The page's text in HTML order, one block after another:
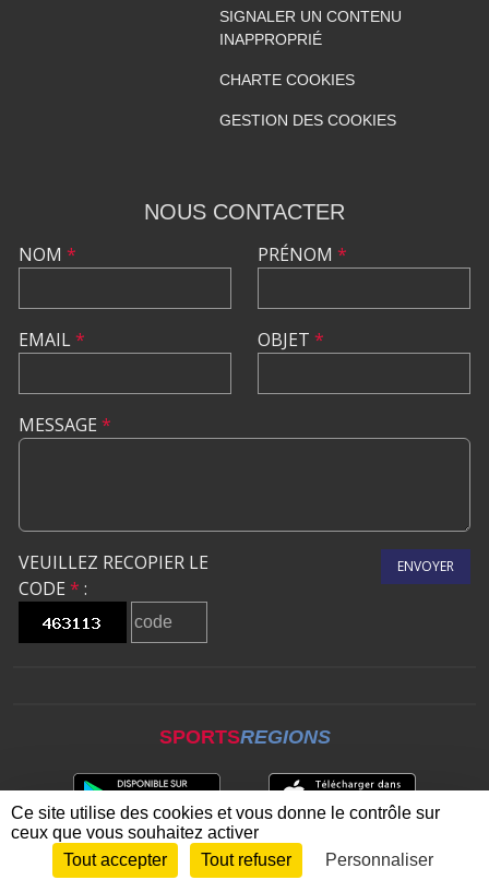
SIGNALER UN CONTENU
INAPPROPRIÉ
CHARTE COOKIES
GESTION DES COOKIES
NOUS CONTACTER
NOM *
EMAIL*
PRÉNOM *
OBJET *
MESSAGE *
VEUILLEZ RECOPIER LE
CODE * :
ENVOYER
SPORTSREGIONS
Envie de participer ? CONNEXION
Ce site utilise des cookies et vous donne le contrôle sur
ceux que vous souhaitez activer
Tout accepter
Tout refuser Personnaliser